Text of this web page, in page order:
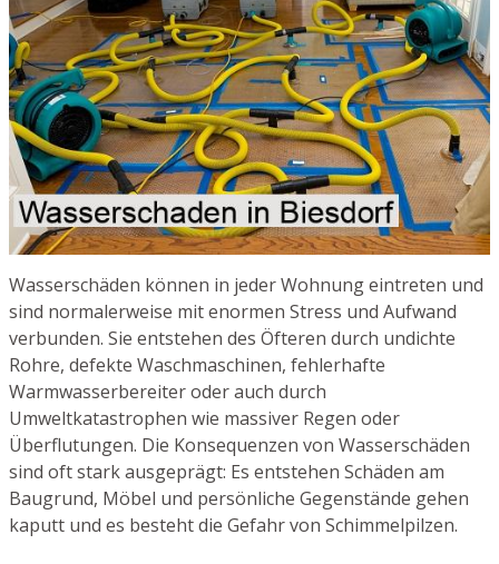
Wasserschäden können in jeder Wohnung eintreten und
sind normalerweise mit enormen Stress und Aufwand
verbunden. Sie entstehen des Öfteren durch undichte
Rohre, defekte Waschmaschinen, fehlerhafte
Warmwasserbereiter oder auch durch
Umweltkatastrophen wie massiver Regen oder
Überflutungen. Die Konsequenzen von Wasserschäden
sind oft stark ausgeprägt: Es entstehen Schäden am
Baugrund, Möbel und persönliche Gegenstände gehen
kaputt und es besteht die Gefahr von Schimmelpilzen.